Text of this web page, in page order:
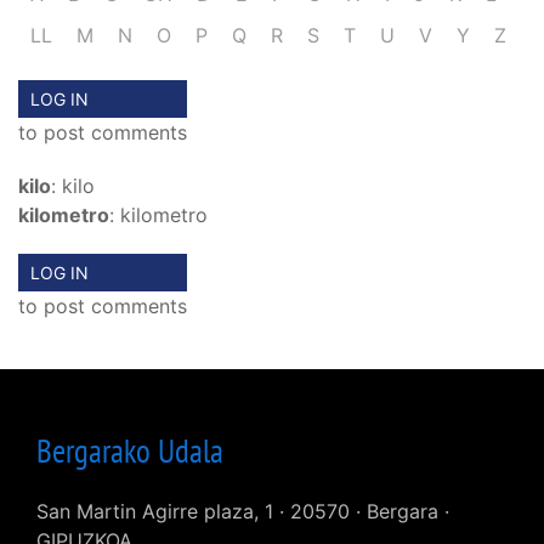
LL
M N O P Q R S T U V Y Z
LOG IN
to post comments
kilo: kilo
kilometro: kilometro
LOG IN
to post comments
Bergarako Udala
San Martin Agirre plaza, 1 · 20570 · Bergara ·